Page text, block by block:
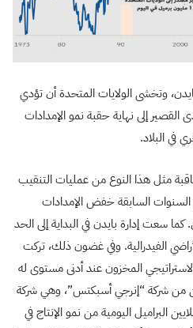
وتخشى الولايات المتحدة أن تؤدي
إلى نهاية حقبة نمو الإمدادات
في البلاد.
مثل هذا النوع من عمليات التنقيب
السنوات السابقة خفض الإمدادات
سعت إدارة بايدن في البداية إلى الحد
الفيدرالية. وفي غضون ذلك، تركت
المخزون عند أدنى مستوى له
سين من شركة “إنرجي أسبكتس”، وهي شركة
البراميل اليومية من نمو الإنتاج في